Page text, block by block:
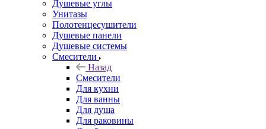
Душевые углы
Унитазы
Полотенцесушители
Душевые панели
Душевые системы
Смесители
Назад
Смесители
Для кухни
Для ванны
Для душа
Для раковины